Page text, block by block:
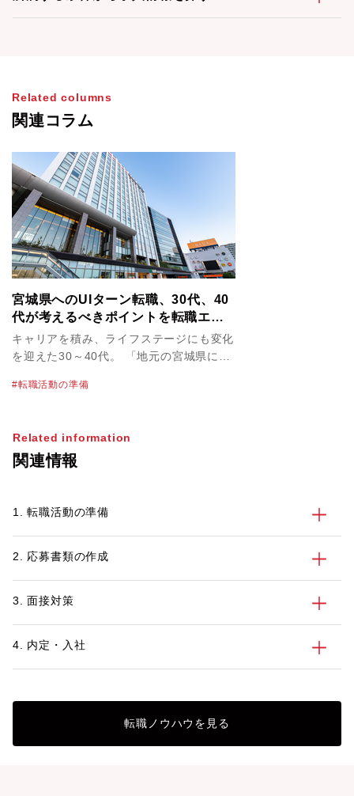
Related columns
関連コラム
宮城県へのUIターン転職、30代、40
代が考えるべきポイントを転職エー
ジェントが解説！
キャリアを積み、ライフステージにも変化
を迎えた30～40代。 「地元の宮城県にU
家族の都合でUターンする必要がある方も
接、引っ越し時期など注意するべきポイン
トがあります。この記事では都市部から宮
えるべきポイントについて解説します。
転職活動の準備
Related information
関連情報
1. 転職活動の準備
2. 応募書類の作成
3. 面接対策
4. 内定・入社
転職ノウハウを見る